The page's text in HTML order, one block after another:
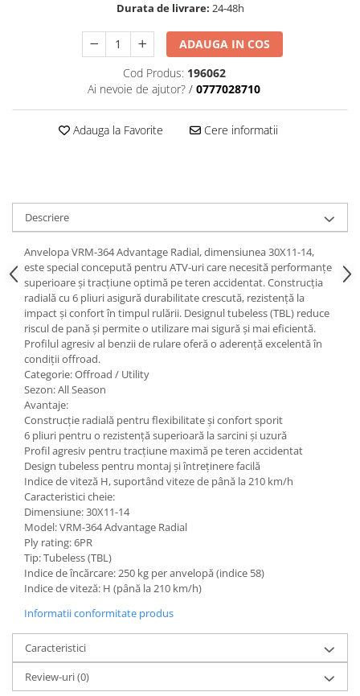
cauciucuri-bicicleta
Camere bicicleta
Cauciuc tubeless cu GEL antipană
Accesorii
Anvelope moto
Camere moto
Anvelope ATV
Cauciucuri bicicleta
Anvelope și Camere Utilaje
https://www.doctortrotineta.ro/plata-
tbi?
forceOriginalForEdit=1&preview=00681
Durata de livrare: 24-48h
ADAUGA IN COS
Cod Produs: 196062
Ai nevoie de ajutor? / 0777028710
Adauga la Favorite Cere informatii
Descriere
Anvelopa VRM-364 Advantage Radial, dimensiunea 30X11-14,
este special concepută pentru ATV-uri care necesită performanțe
superioare și tracțiune optimă pe teren accidentat. Construcția
radială cu 6 pliuri asigură durabilitate crescută, rezistență la
impact și confort în timpul rulării. Designul tubeless (TBL) reduce
riscul de pană și permite o utilizare mai sigură și mai eficientă.
Profilul agresiv al benzii de rulare oferă o aderență excelentă în
condiții offroad.
Categorie: Offroad / Utility
Sezon: All Season
Avantaje:
Construcție radială pentru flexibilitate și confort sporit
6 pliuri pentru o rezistență superioară la sarcini și uzură
Profil agresiv pentru tracțiune maximă pe teren accidentat
Design tubeless pentru montaj și întreținere facilă
Indice de viteză H, suportând viteze de până la 210 km/h
Caracteristici cheie:
Dimensiune: 30X11-14
Model: VRM-364 Advantage Radial
Ply rating: 6PR
Tip: Tubeless (TBL)
Indice de încărcare: 250 kg per anvelopă (indice 58)
Indice de viteză: H (până la 210 km/h)
Informatii conformitate produs
Caracteristici
Review-uri(0)